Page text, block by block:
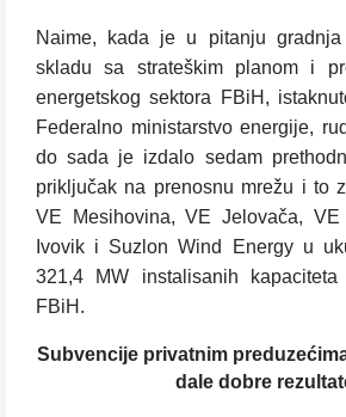
Naime, kada je u pitanju gradnja
skladu sa strateškim planom i
energetskog sektora FBiH,
Federalno ministarstvo energije,
do sada je izdalo sedam
priključak na prenosnu mrežu i to
VE Mesihovina, VE Jelovača,
Ivovik i Suzlon Wind Energy u
321,4 MW instalisanih kapaciteta
FBiH.
Subvencije privatnim
dale dobre